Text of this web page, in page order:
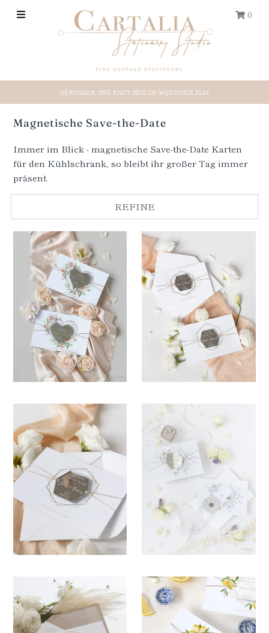
HOCHZEITS-PAPETERIE
REISEPASS
Shop by Style
Etsy-Shop
ÜBER UNS
EINLOGGEN/REGISTRIEREN
Mein Einkaufswagen
0
GEWINNER: THE KNOT BEST OF WEDDINGS 2024
Magnetische Save-the-Date
Immer im Blick - magnetische Save-the-Date Karten
für den Kühlschrank, so bleibt ihr großer Tag immer
präsent.
REFINE